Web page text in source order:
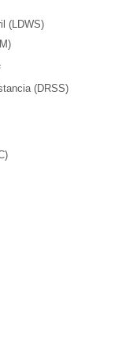
(LDWS)
(DRSS)